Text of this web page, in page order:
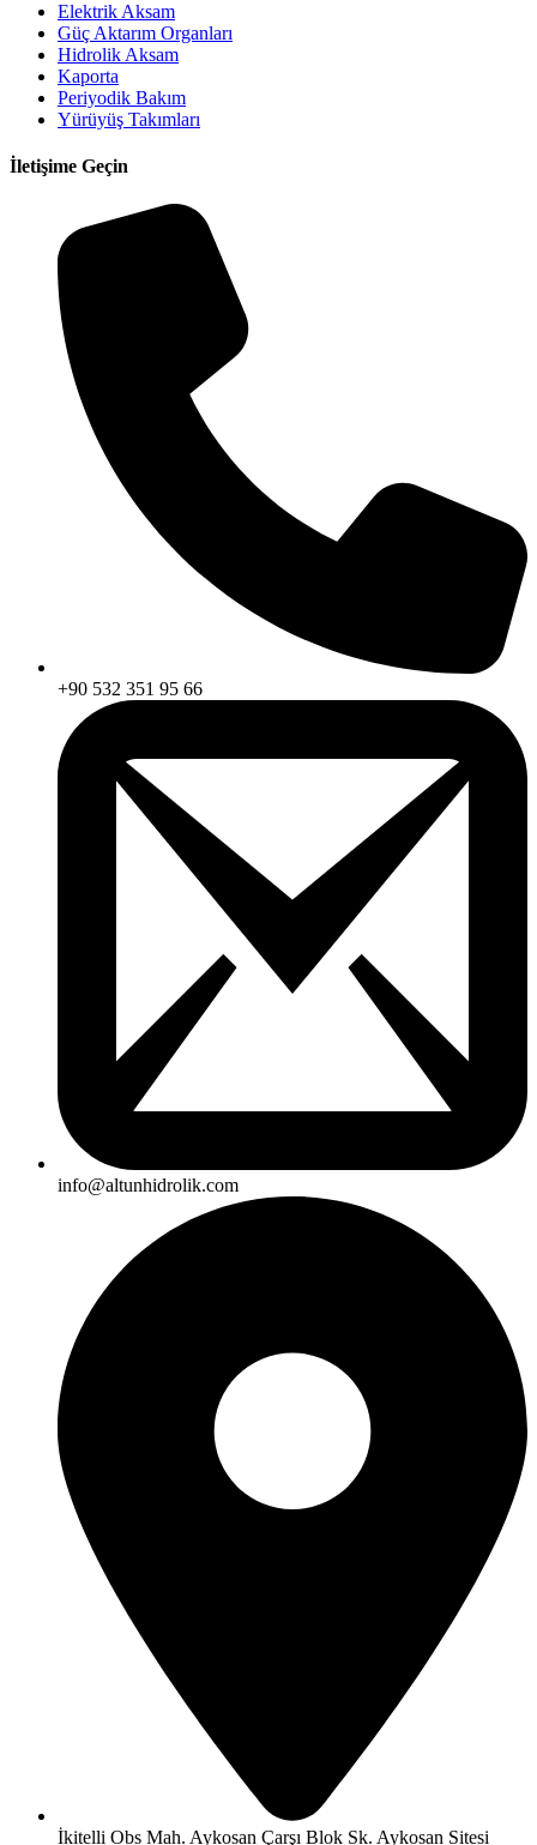
Elektrik Aksam
Güç Aktarım Organları
Hidrolik Aksam
Kaporta
Periyodik Bakım
Yürüyüş Takımları
İletişime Geçin
+90 532 351 95 66
info@altunhidrolik.com
İkitelli Obs Mah. Aykosan Çarşı Blok Sk. Aykosan Sitesi